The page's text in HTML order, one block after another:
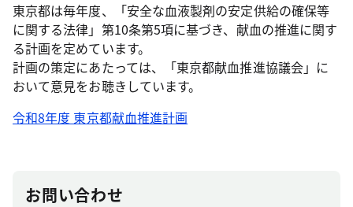
東京都は毎年度、「安全な血液製剤の安定供給の確保等
に関する法律」第10条第5項に基づき、献血の推進に関す
る計画を定めています。
計画の策定にあたっては、「東京都献血推進協議会」に
おいて意見をお聴きしています。
令和8年度 東京都献血推進計画
お問い合わせ